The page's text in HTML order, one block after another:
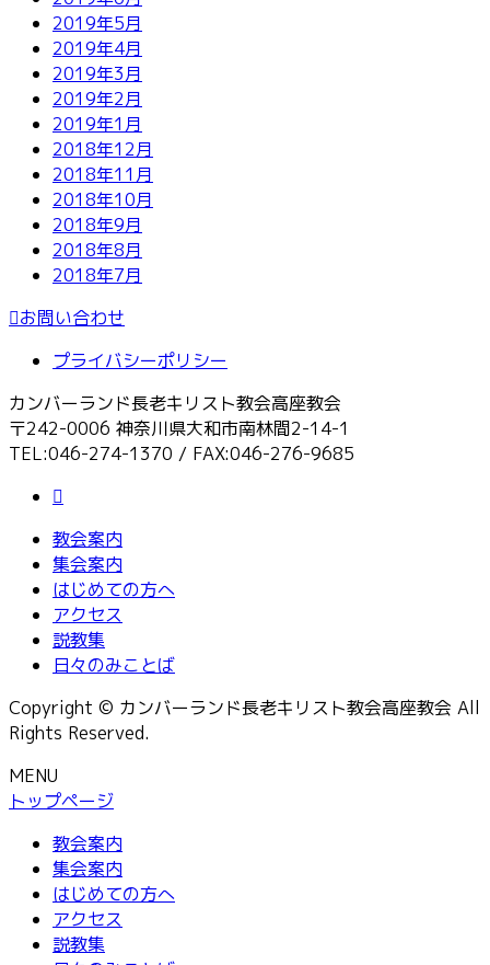
2019年5月
2019年4月
2019年3月
2019年2月
2019年1月
2018年12月
2018年11月
2018年10月
2018年9月
2018年8月
2018年7月
お問い合わせ
プライバシーポリシー
カンバーランド長老キリスト教会高座教会
〒242-0006 神奈川県大和市南林間2-14-1
TEL:046-274-1370 / FAX:046-276-9685
教会案内
集会案内
はじめての方へ
アクセス
説教集
日々のみことば
Copyright © カンバーランド長老キリスト教会高座教会 All
Rights Reserved.
MENU
トップページ
教会案内
集会案内
はじめての方へ
アクセス
説教集